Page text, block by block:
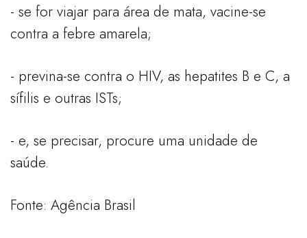
- se for viajar para área de mata, vacine-se
contra a febre amarela;
- previna-se contra o HIV, as hepatites B e C, a
sífilis e outras ISTs;
- e, se precisar, procure uma unidade de
saúde.
Fonte: Agência Brasil